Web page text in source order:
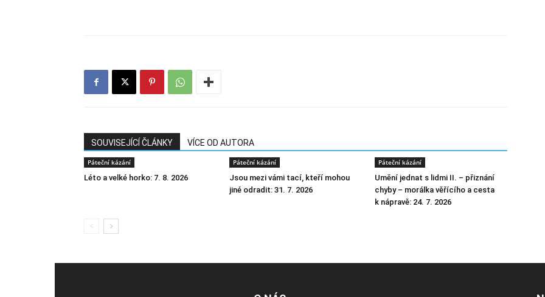
SOUVISEJÍCÍ ČLÁNKY VÍCE OD AUTORA
Páteční kázání
Léto a velké horko: 7. 8. 2026
Páteční kázání
Jsou mezi vámi tací, kteří mohou
jiné odradit: 31. 7. 2026
Páteční kázání
Umění jednat s lidmi II. – přiznání
chyby – morálka věřícího a cesta
k nápravě: 24. 7. 2026